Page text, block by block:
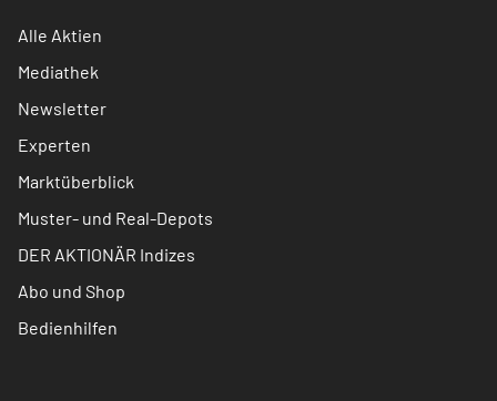
Alle Aktien
Mediathek
Newsletter
Experten
Marktüberblick
Muster- und Real-Depots
DER AKTIONÄR Indizes
Abo und Shop
Bedienhilfen